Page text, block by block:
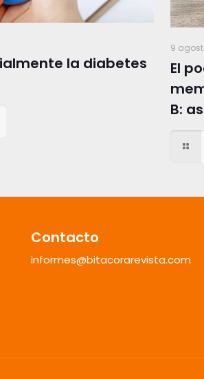
la diabetes
9
El
B:
Contacto
informes@bitacorarevista.com